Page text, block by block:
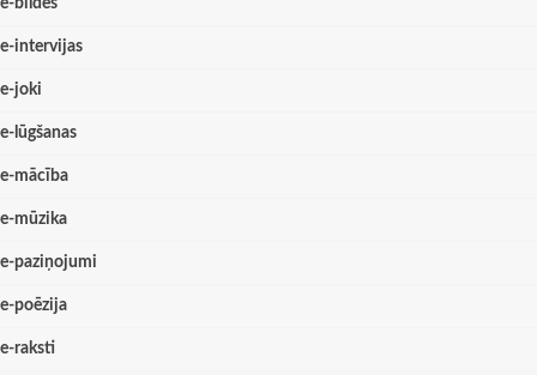
e-intervijas
e-joki
e-lūgšanas
e-mācība
e-mūzika
e-paziņojumi
e-poēzija
e-raksti